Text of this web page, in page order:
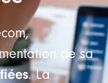
de sa
. La